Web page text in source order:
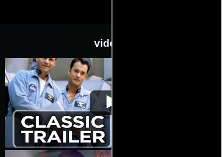
videos
Apolo 13Video de la película Apolo 13